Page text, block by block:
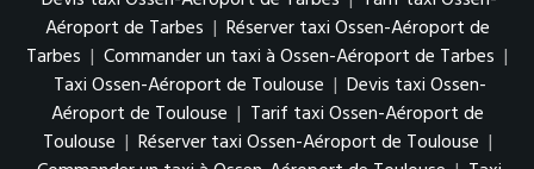
Aéroport de Tarbes | Réserver taxi Ossen-Aéroport de
Tarbes | Commander un taxi à Ossen-Aéroport de Tarbes |
Taxi Ossen-Aéroport de Toulouse | Devis taxi Ossen-
Aéroport de Toulouse | Tarif taxi Ossen-Aéroport de
Toulouse | Réserver taxi Ossen-Aéroport de Toulouse |